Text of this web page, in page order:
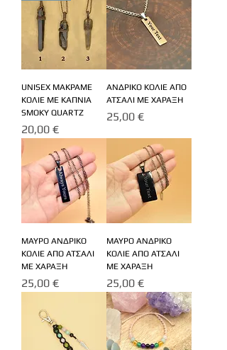
UNISEX ΜΑΚΡΑΜΕ
ΚΟΛΙΕ ΜΕ ΚΑΠΝΙΑ
SMOKY QUARTZ
Τιμή
20,00 €
ΑΝΔΡΙΚΟ ΚΟΛΙΕ ΑΠΟ
ΑΤΣΑΛΙ ΜΕ ΧΑΡΑΞΗ
Τιμή
25,00 €
ΜΑΥΡΟ ΑΝΔΡΙΚΟ
ΚΟΛΙΕ ΑΠΟ ΑΤΣΑΛΙ
ΜΕ ΧΑΡΑΞΗ
Τιμή
25,00 €
ΜΑΥΡΟ ΑΝΔΡΙΚΟ
ΚΟΛΙΕ ΑΠΟ ΑΤΣΑΛΙ
ΜΕ ΧΑΡΑΞΗ
Τιμή
25,00 €